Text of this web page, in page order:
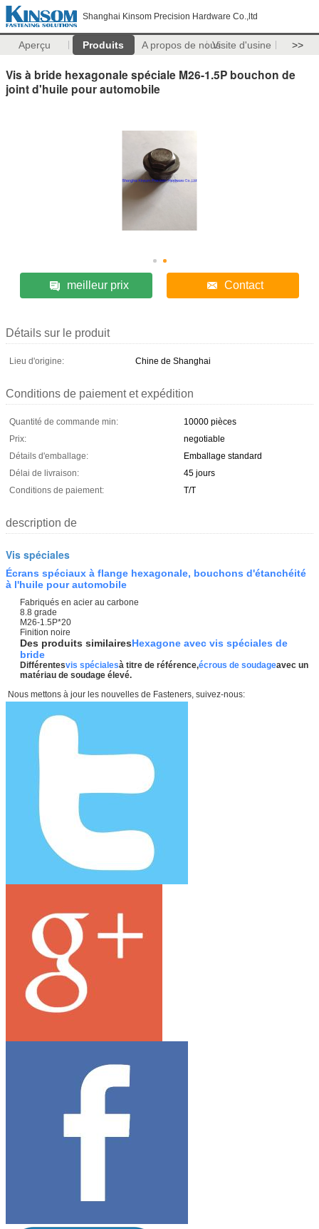
Shanghai Kinsom Precision Hardware Co.,ltd
Aperçu Produits A propos de nousVisite d'usine >>
Vis à bride hexagonale spéciale M26-1.5P bouchon de
joint d'huile pour automobile
meilleur prix Contact
Détails sur le produit
Lieu d'origine: Chine de Shanghai
Conditions de paiement et expédition
Quantité de commande min:
10000 pièces
Prix:
negotiable
Détails d'emballage:
Emballage standard
Délai de livraison:
45 jours
Conditions de paiement:
T/T
description de
Vis spéciales
Écrans spéciaux à flange hexagonale, bouchons d'étanchéité
à l'huile pour automobile
Fabriqués en acier au carbone
8.8 grade
M26-1.5P*20
Finition noire
Des produits similairesHexagone avec vis spéciales de
bride
Différentesvis spécialesà titre de référence,écrous de soudageavec un
matériau de soudage élevé.
Nous mettons à jour les nouvelles de Fasteners, suivez-nous: